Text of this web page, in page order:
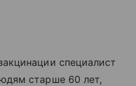
специалист
старше 60 лет,